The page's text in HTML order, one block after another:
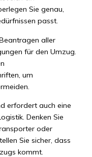
Sie genau,
passt.
aller
für den Umzug.
um
erfordert auch eine
Denken Sie
oder
Sie sicher, dass
kommt.